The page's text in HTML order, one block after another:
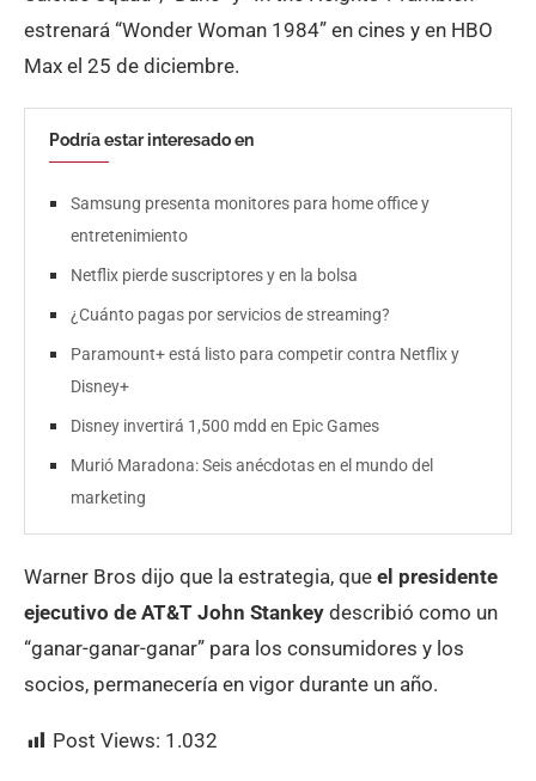
estrenará “Wonder Woman 1984” en cines y en HBO
Max el 25 de diciembre.
Podría estar interesado en
Samsung presenta monitores para home office y
entretenimiento
Netflix pierde suscriptores y en la bolsa
¿Cuánto pagas por servicios de streaming?
Paramount+ está listo para competir contra Netflix y
Disney+
Disney invertirá 1,500 mdd en Epic Games
Murió Maradona: Seis anécdotas en el mundo del
marketing
Warner Bros dijo que la estrategia, que el presidente
ejecutivo de AT&T John Stankey describió como un
“ganar-ganar-ganar” para los consumidores y los
socios, permanecería en vigor durante un año.
Post Views: 1.032